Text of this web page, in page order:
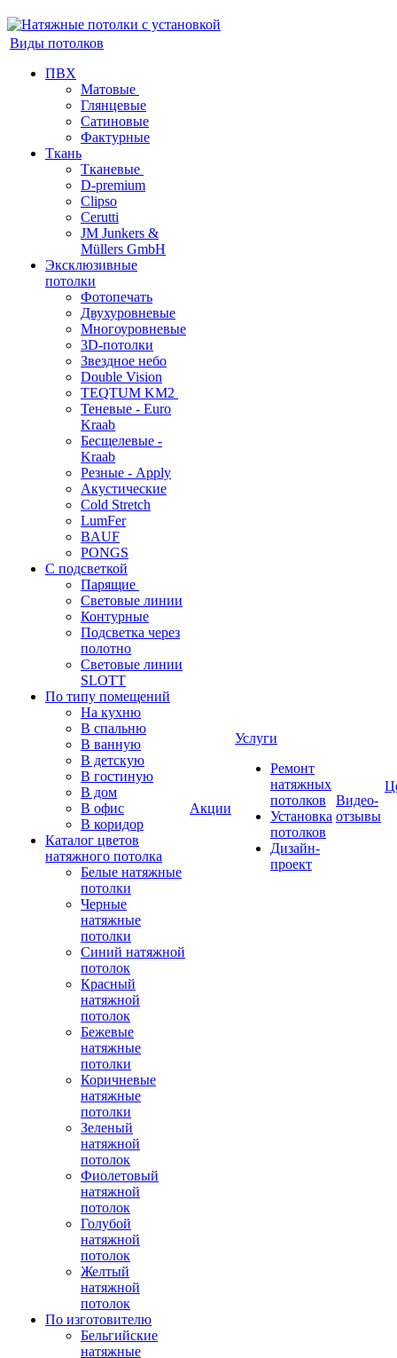
Виды потолков
ПВХ
Матовые
Глянцевые
Сатиновые
Фактурные
Ткань
Тканевые
D-premium
Clipso
Cerutti
JM Junkers &
Müllers GmbH
Эксклюзивные
потолки
Фотопечать
Двухуровневые
Многоуровневые
3D-потолки
Звездное небо
Double Vision
TEQTUM KM2
Теневые - Euro
Kraab
Бесщелевые -
Kraab
Резные - Apply
Акустические
Cold Stretch
LumFer
BAUF
PONGS
С подсветкой
Парящие
Световые линии
Контурные
Подсветка через
полотно
Световые линии
SLOTT
По типу помещений
На кухню
В спальню
В ванную
В детскую
В гостиную
В дом
В офис
В коридор
Каталог цветов
натяжного потолка
Белые натяжные
потолки
Черные
натяжные
потолки
Синий натяжной
потолок
Красный
натяжной
потолок
Бежевые
натяжные
потолки
Коричневые
натяжные
потолки
Зеленый
натяжной
потолок
Фиолетовый
натяжной
потолок
Голубой
натяжной
потолок
Желтый
натяжной
потолок
По изготовителю
Бельгийские
натяжные
Акции
Услуги
Ремонт
натяжных
потолков
Установка
потолков
Дизайн-
проект
Видео-
отзывы